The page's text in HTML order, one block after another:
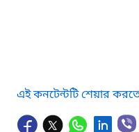
এই কনটেন্টটি শেয়ার